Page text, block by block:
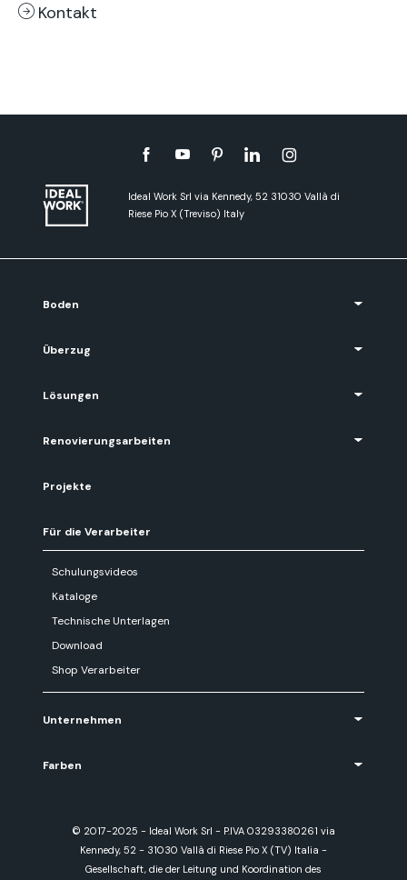
Kontakt
Ideal Work Srl via Kennedy, 52 31030 Vallà di
Riese Pio X (Treviso) Italy
Boden
Überzug
Lösungen
Renovierungsarbeiten
Projekte
Für die Verarbeiter
Schulungsvideos
Kataloge
Technische Unterlagen
Download
Shop Verarbeiter
Unternehmen
Farben
© 2017-2025 - Ideal Work Srl - P.IVA 03293380261 via
Kennedy, 52 - 31030 Vallà di Riese Pio X (TV) Italia -
Gesellschaft, die der Leitung und Koordination des